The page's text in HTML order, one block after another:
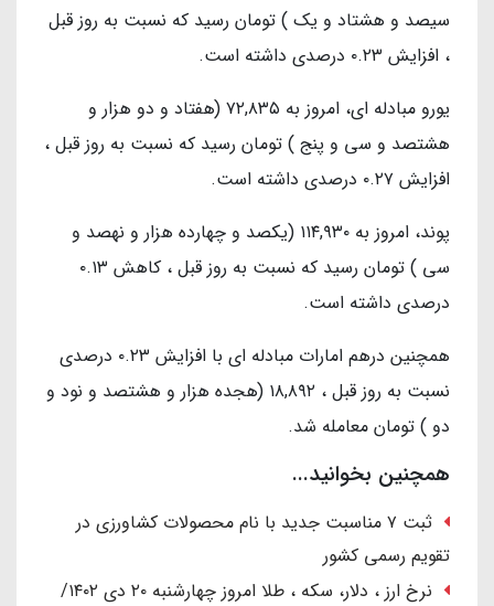
سیصد و هشتاد و یک ) تومان رسید که نسبت به روز قبل
، افزایش ۰.۲۳ درصدی داشته است.
یورو مبادله ای، امروز به ۷۲,۸۳۵ (هفتاد و دو هزار و
هشتصد و سی و پنج ) تومان رسید که نسبت به روز قبل ،
افزایش ۰.۲۷ درصدی داشته است.
پوند، امروز به ۱۱۴,۹۳۰ (یکصد و چهارده هزار و نهصد و
سی ) تومان رسید که نسبت به روز قبل ، کاهش ۰.۱۳
درصدی داشته است.
همچنین درهم امارات مبادله ای با افزایش ۰.۲۳ درصدی
نسبت به روز قبل ، ۱۸,۸۹۲ (هجده هزار و هشتصد و نود و
دو ) تومان معامله شد.
همچنین بخوانید...
ثبت ۷ مناسبت جدید با نام محصولات کشاورزی در
تقویم رسمی کشور
نرخ ارز ، دلار، سکه ، طلا امروز چهارشنبه ۲۰ دی ۱۴۰۲/